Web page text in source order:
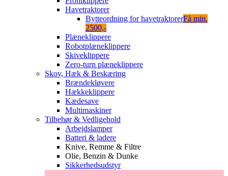
Havetraktorer
Bytteordning for havetraktorerFå min.
2500,-
Plæneklippere
Robotplæneklippere
Skiveklippere
Zero-turn plæneklippere
Skov, Hæk & Beskæring
Brændekløvere
Hækkeklippere
Kædesave
Multimaskiner
Tilbehør & Vedligehold
Arbejdslamper
Batteri & ladere
Knive, Remme & Filtre
Olie, Benzin & Dunke
Sikkerhedsudstyr